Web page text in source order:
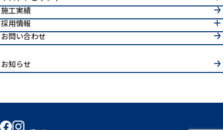
施工実績
採用情報
お問い合わせ
お知らせ
facebookinstagram